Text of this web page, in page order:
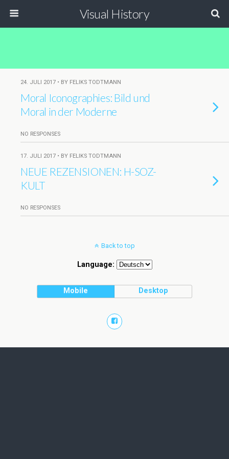
Visual History
24. JULI 2017 • BY FELIKS TODTMANN
Moral Iconographies: Bild und
Moral in der Moderne
NO RESPONSES
17. JULI 2017 • BY FELIKS TODTMANN
NEUE REZENSIONEN: H-SOZ-
KULT
NO RESPONSES
Back to top
Language:
Mobile Desktop